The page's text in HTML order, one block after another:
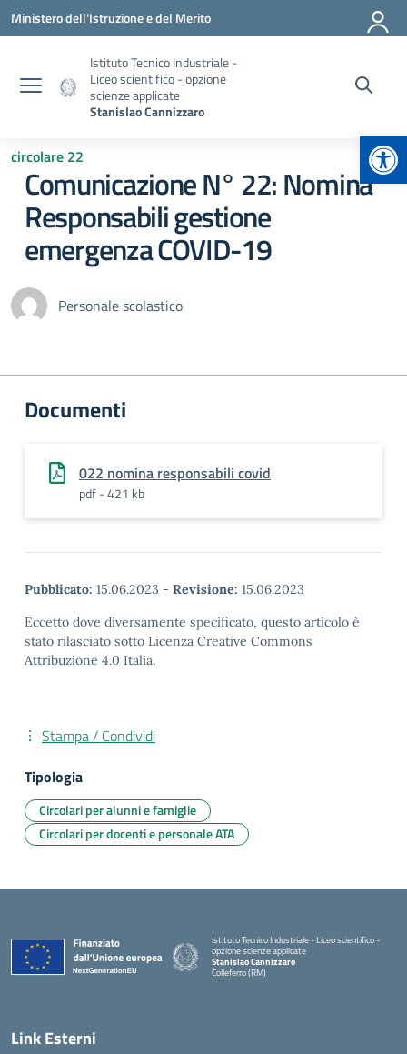
Vai ai contenuti
Vai al menu di navigazione
Vai al footer
Ministero dell'Istruzione e del Merito
Istituto Tecnico Industriale -
Liceo scientifico - opzione
scienze applicate
Stanislao Cannizzaro
circolare 22
Comunicazione N° 22: Nomina
Responsabili gestione
emergenza COVID-19
Personale scolastico
Documenti
022 nomina responsabili covid
pdf - 421 kb
Pubblicato: 15.06.2023 - Revisione: 15.06.2023
Eccetto dove diversamente specificato, questo articolo è
stato rilasciato sotto Licenza Creative Commons
Attribuzione 4.0 Italia.
Stampa / Condividi
Tipologia
Circolari per alunni e famiglie
Circolari per docenti e personale ATA
Istituto Tecnico Industriale - Liceo scientifico -
opzione scienze applicate
Stanislao Cannizzaro
Colleferro (RM)
Link Esterni